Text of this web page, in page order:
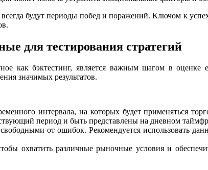
будут периоды побед и поражений. Ключом к
для тестирования стратегий
как бэктестинг, является важным шагом в
значимых результатов.
интервала, на которых будет применяться
период и быть представлены на дневном
от ошибок. Рекомендуется использовать
охватить различные рыночные условия и